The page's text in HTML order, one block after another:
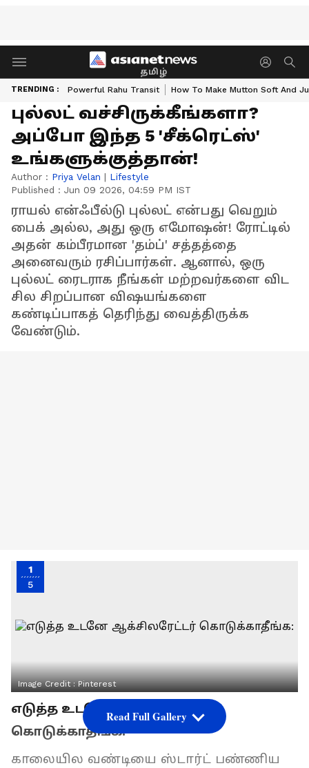
தமிழ்
TRENDING : Powerful Rahu Transit How To Make Mutton Soft And
புல்லட் வச்சிருக்கீங்களா?
அப்போ இந்த 5 'சீக்ரெட்ஸ்'
உங்களுக்குத்தான்!
Author : Priya Velan | Lifestyle
Published : Jun 09 2026, 04:59 PM IST
ராயல் என்ஃபீல்டு புல்லட் என்பது வெறும்
பைக் அல்ல, அது ஒரு எமோஷன்! ரோட்டில்
அதன் கம்பீரமான 'தம்ப்' சத்தத்தை
அனைவரும் ரசிப்பார்கள். ஆனால், ஒரு
புல்லட் ரைடராக நீங்கள் மற்றவர்களை விட
சில சிறப்பான விஷயங்களை
கண்டிப்பாகத் தெரிந்து வைத்திருக்க
வேண்டும்.
1
5
Image Credit :Pinterest
எடுத்த உடனே ஆக்சிலரேட்டர்
கொடுக்காதீங்க:
காலையில வண்டியை ஸ்டார்ட் பண்ணிய
Read Full Gallery